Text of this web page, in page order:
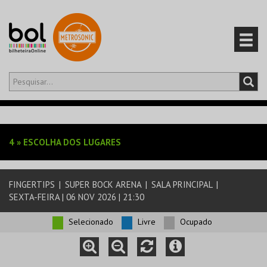
Olá,iniciar sessão
EVENTOS
CARTÕES
4 » ESCOLHA DOS LUGARES
FINGERTIPS | SUPER BOCK ARENA | SALA PRINCIPAL |
SEXTA-FEIRA | 06 NOV 2026 | 21:30
Selecionado Livre Ocupado